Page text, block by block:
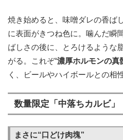
焼き始めると、味噌ダレの香ば
に表面がきつね色に。噛んだ瞬
ばしさの後に、とろけるような
がる。これぞ“濃厚ホルモンの真
く、ビールやハイボールとの相
数量限定「中落ちカルビ」
まさに“口どけ肉塊”